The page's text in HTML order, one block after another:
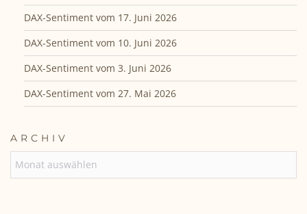
DAX-Sentiment vom 17. Juni 2026
DAX-Sentiment vom 10. Juni 2026
DAX-Sentiment vom 3. Juni 2026
DAX-Sentiment vom 27. Mai 2026
ARCHIV